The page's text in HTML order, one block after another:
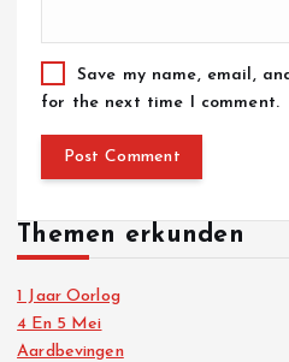
Save my name, email,
for the next time I comment.
Themen erkunden
1 Jaar Oorlog
4 En 5 Mei
Aardbevingen